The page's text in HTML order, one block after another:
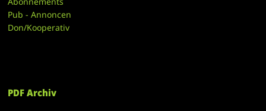
Pub - Annoncen
Don/Kooperativ
PDF Archiv